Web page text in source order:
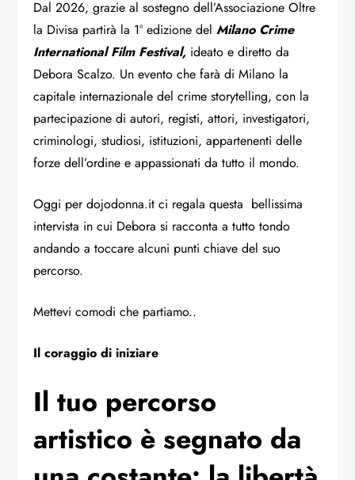
Dal 2026, grazie al sostegno dell’Associazione Oltre
la Divisa partirà la 1° edizione delMilano Crime
International Film Festival, ideato e diretto da
Debora Scalzo. Un evento che farà di Milano la
capitale internazionale del crime storytelling, con la
partecipazione di autori, registi, attori, investigatori,
criminologi, studiosi, istituzioni, appartenenti delle
forze dell’ordine e appassionati da tutto il mondo.
Oggi perdojodonna.it ci regala questa bellissima
intervista in cui Debora si racconta a tutto tondo
andando a toccare alcuni punti chiave del suo
percorso.
Mettevi comodi che partiamo..
Il coraggio di iniziare
Il tuo percorso
artistico è segnato da